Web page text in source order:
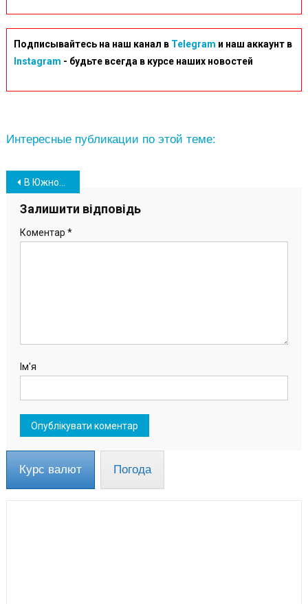
Подписывайтесь на наш канал в Telegram и наш аккаунт в
Instagram - будьте всегда в курсе наших новостей
Интересные публикации по этой теме:
Навігація
записів
В Южном еще одна политсила вступает в предвыборную гонку (фото)
Залишити відповідь
Коментар *
Ім'я
Курс валют Погода